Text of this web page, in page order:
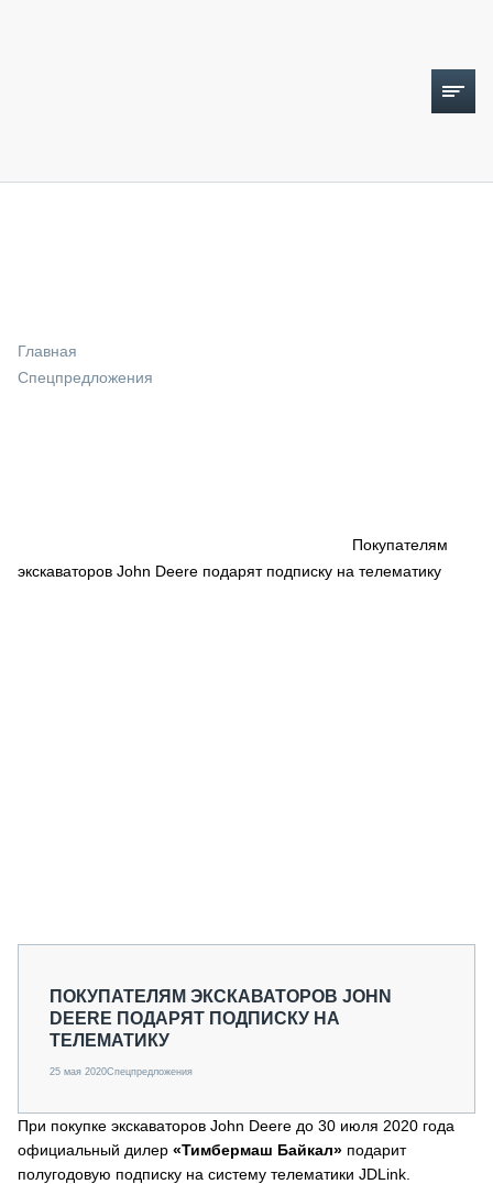
ОБЗОР РЫНКА
МЕРОПРИЯТИЯ
Главная
Спецпредложения
Покупателям
экскаваторов John Deere подарят подписку на телематику
ПОКУПАТЕЛЯМ ЭКСКАВАТОРОВ JOHN
DEERE ПОДАРЯТ ПОДПИСКУ НА
ТЕЛЕМАТИКУ
25 мая 2020Спецпредложения
При покупке экскаваторов John Deere до 30 июля 2020 года
официальный дилер «Тимбермаш Байкал» подарит
полугодовую подписку на систему телематики JDLink.